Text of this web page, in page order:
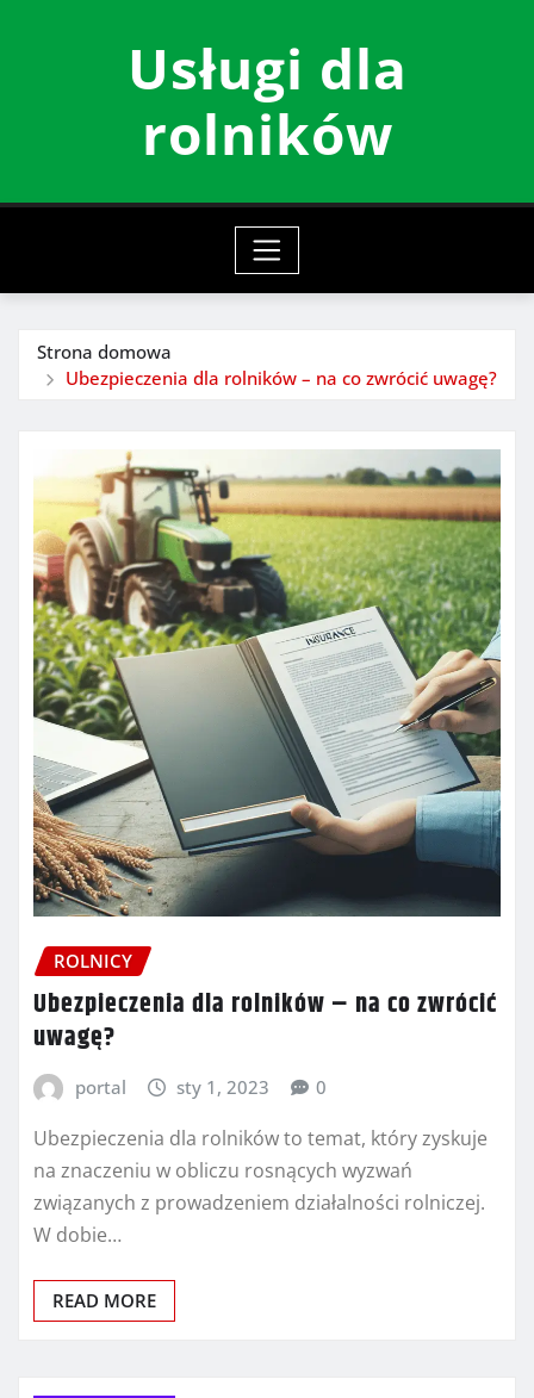
Usługi dla
rolników
Strona domowa
Ubezpieczenia dla rolników – na co zwrócić uwagę?
ROLNICY
Ubezpieczenia dla rolników – na co zwrócić
uwagę?
portal sty 1, 2023 0
Ubezpieczenia dla rolników to temat, który zyskuje
na znaczeniu w obliczu rosnących wyzwań
związanych z prowadzeniem działalności rolniczej.
W dobie…
READ MORE